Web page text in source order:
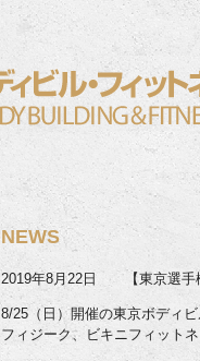
NEWS
2019年8月22日 【東京選手
8/25（日）開催の東京ボディ
フィジーク、ビキニフィット